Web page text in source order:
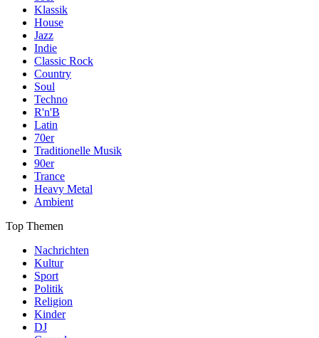
Klassik
House
Jazz
Indie
Classic Rock
Country
Soul
Techno
R'n'B
Latin
70er
Traditionelle Musik
90er
Trance
Heavy Metal
Ambient
Top Themen
Nachrichten
Kultur
Sport
Politik
Religion
Kinder
DJ